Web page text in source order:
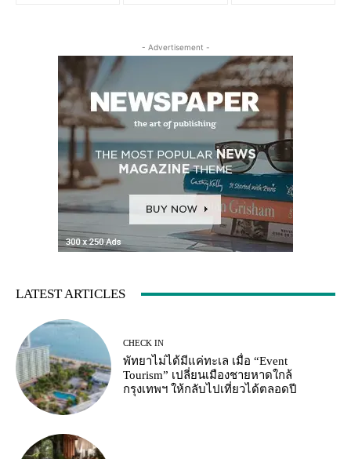
- Advertisement -
LATEST ARTICLES
CHECK IN
พัทยาไม่ได้มีแค่ทะเล เมื่อ “Event
Tourism” เปลี่ยนเมืองชายหาดใกล้
กรุงเทพฯ ให้กลับไปเที่ยวได้ตลอดปี